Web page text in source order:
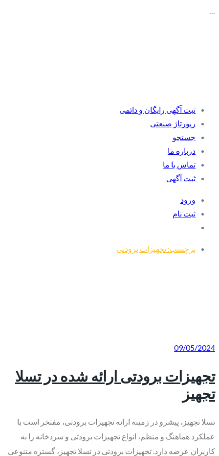
…
ثبت آگهی رایگان و دائمی
رپورتاژ صنعتی
جستجو
درباره ما
تماس با ما
ثبت آگهی
ورود
ثبت نام
برچسب: تجهیزات برودتی
09/05/2024
تجهیزات برودتی ارائه شده در تسلا
تجهیز
تسلا تجهیز، پیشرو در زمینه ارائه تجهیزات برودتی، مفتخر است با
عملکرد هماهنگ و منظم، انواع تجهیزات برودتی و سردخانه را به
کاربران عرضه دارد. تجهیزات برودتی در تسلا تجهیز، گستره متنوعی